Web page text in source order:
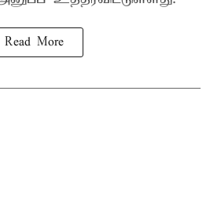
Read More